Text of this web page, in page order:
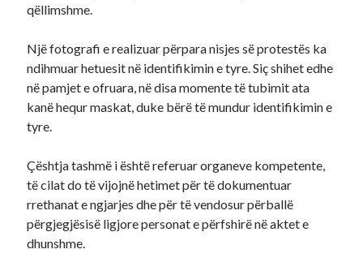
qëllimshme.
Një fotografi e realizuar përpara nisjes së protestës ka
ndihmuar hetuesit në identifikimin e tyre. Siç shihet edhe
në pamjet e ofruara, në disa momente të tubimit ata
kanë hequr maskat, duke bërë të mundur identifikimin e
tyre.
Çështja tashmë i është referuar organeve kompetente,
të cilat do të vijojnë hetimet për të dokumentuar
rrethanat e ngjarjes dhe për të vendosur përballë
përgjegjësisë ligjore personat e përfshirë në aktet e
dhunshme.